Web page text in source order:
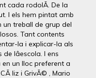
cada rodolÃ­. De la
I els hem pintat amb
un treball de grup del
Tant contents
la i explicar-la als
lâescola. I ens
un lloc preferent a
liz i GrivÃ© , Mario